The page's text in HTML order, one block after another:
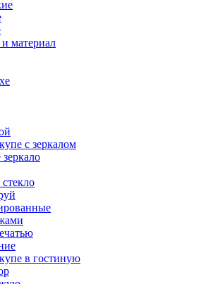
материал
с зеркалом
в гостиную